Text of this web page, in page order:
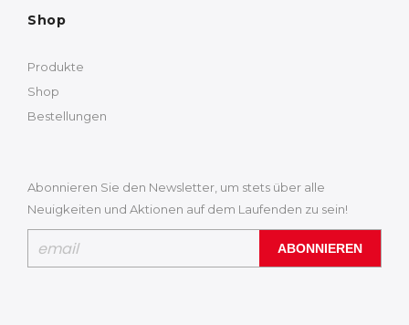
Shop
Produkte
Shop
Bestellungen
Abonnieren Sie den Newsletter, um stets über alle
Neuigkeiten und Aktionen auf dem Laufenden zu sein!